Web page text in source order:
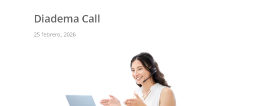
Diadema Call
25 febrero, 2026